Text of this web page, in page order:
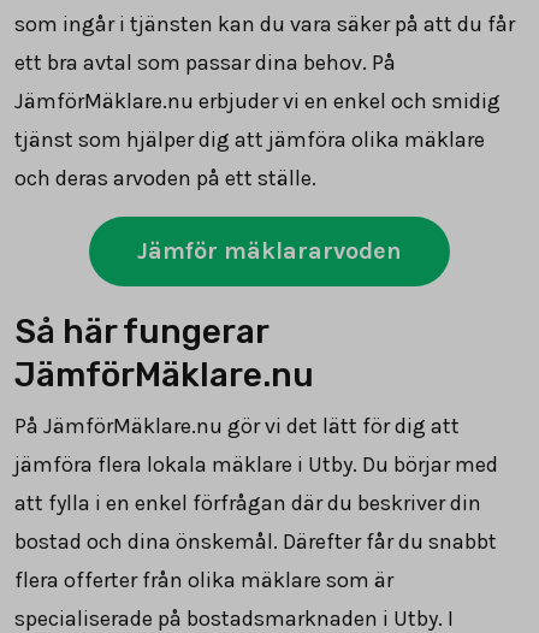
som ingår i tjänsten kan du vara säker på att du får
ett bra avtal som passar dina behov. På
JämförMäklare.nu erbjuder vi en enkel och smidig
tjänst som hjälper dig att jämföra olika mäklare
och deras arvoden på ett ställe.
Jämför mäklararvoden
Så här fungerar
JämförMäklare.nu
På JämförMäklare.nu gör vi det lätt för dig att
jämföra flera lokala mäklare i Utby. Du börjar med
att fylla i en enkel förfrågan där du beskriver din
bostad och dina önskemål. Därefter får du snabbt
flera offerter från olika mäklare som är
specialiserade på bostadsmarknaden i Utby. I